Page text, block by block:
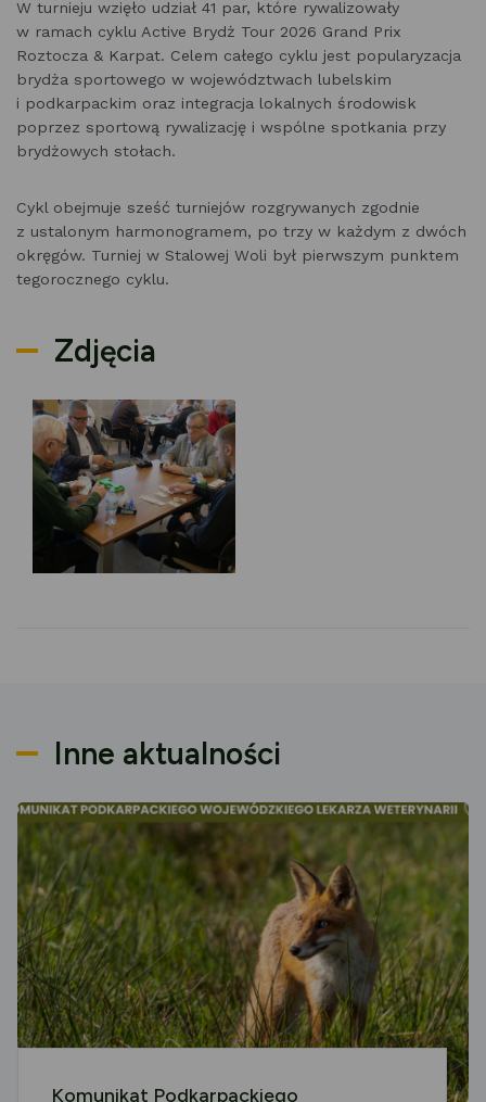
W turnieju wzięło udział 41 par, które rywalizowały
w ramach cyklu Active Brydż Tour 2026 Grand Prix
Roztocza & Karpat. Celem całego cyklu jest popularyzacja
brydża sportowego w województwach lubelskim
i podkarpackim oraz integracja lokalnych środowisk
poprzez sportową rywalizację i wspólne spotkania przy
brydżowych stołach.
Cykl obejmuje sześć turniejów rozgrywanych zgodnie
z ustalonym harmonogramem, po trzy w każdym z dwóch
okręgów. Turniej w Stalowej Woli był pierwszym punktem
tegorocznego cyklu.
Zdjęcia
Inne aktualności
Komunikat Podkarpackiego